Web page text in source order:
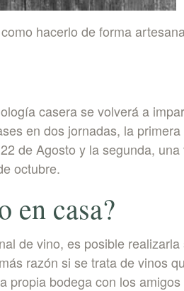
hacerlo de forma
casera se volverá a
en dos jornadas, la
de Agosto y la segunda,
octubre.
en casa?
de vino, es posible
razón si se trata de vinos
propia bodega con los